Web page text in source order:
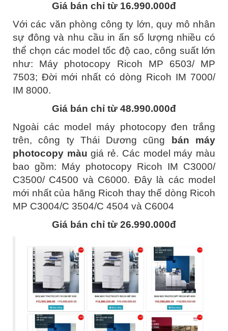
Giá bán chỉ từ 16.990.000đ
Với các văn phòng công ty lớn, quy mô nhân
sự đông và nhu cầu in ấn số lượng nhiều có
thể chọn các model tốc độ cao, công suất lớn
như: Máy photocopy Ricoh MP 6503/ MP
7503; Đời mới nhất có dòng Ricoh IM 7000/
IM 8000.
Giá bán chỉ từ 48.990.000đ
Ngoài các model máy photocopy đen trắng
trên, công ty Thái Dương cũng bán máy
photocopy màu giá rẻ. Các model máy màu
bao gồm: Máy photocopy Ricoh IM C3000/
C3500/ C4500 và C6000. Đây là các model
mới nhất của hãng Ricoh thay thế dòng Ricoh
MP C3004/C 3504/C 4504 và C6004
Giá bán chỉ từ 26.990.000đ